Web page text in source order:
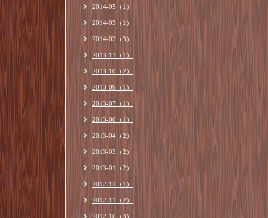
2014-05（1）
2014-03（1）
2014-02（3）
2013-11（1）
2013-10（2）
2013-09（1）
2013-07（1）
2013-06（1）
2013-04（2）
2013-03（2）
2013-01（2）
2012-12（1）
2012-11（2）
2012-10（3）